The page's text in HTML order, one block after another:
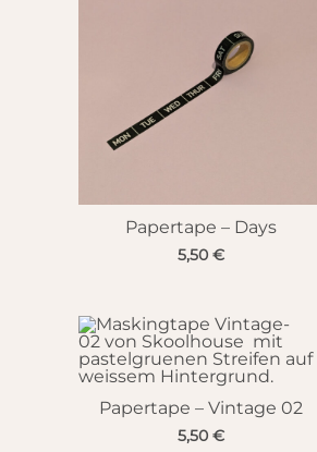
Papertape – Days
5,50 €
Papertape – Vintage 02
5,50 €